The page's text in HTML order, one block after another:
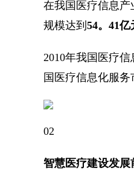
在我国医疗信息产
规模达到 54。41亿
2010年我国医疗
国医疗信息化服
02
智慧医疗建设发展